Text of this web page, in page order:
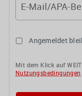
E-Mail/APA-
Angemeldet
Mit dem Klick auf
Nutzungsbedingungen